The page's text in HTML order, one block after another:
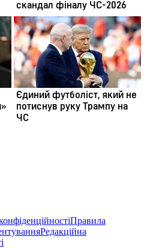
Правила
Редакційна